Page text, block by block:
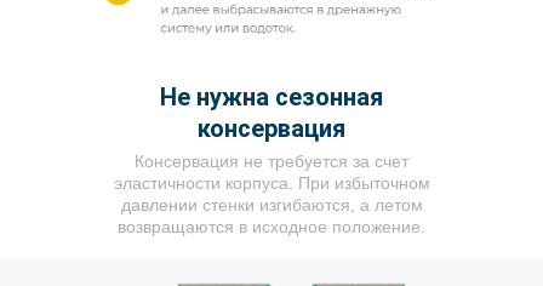
Не нужна сезонная
консервация
Консервация не требуется за счет
эластичности корпуса. При избыточном
давлении стенки изгибаются, а летом
возвращаются в исходное положение.